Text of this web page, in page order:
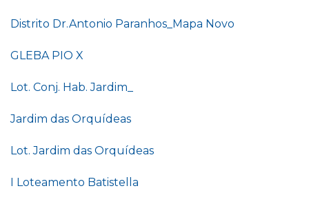
Distrito Dr.Antonio Paranhos_Mapa Novo
GLEBA PIO X
Lot. Conj. Hab. Jardim_
Jardim das Orquídeas
Lot. Jardim das Orquídeas
I Loteamento Batistella